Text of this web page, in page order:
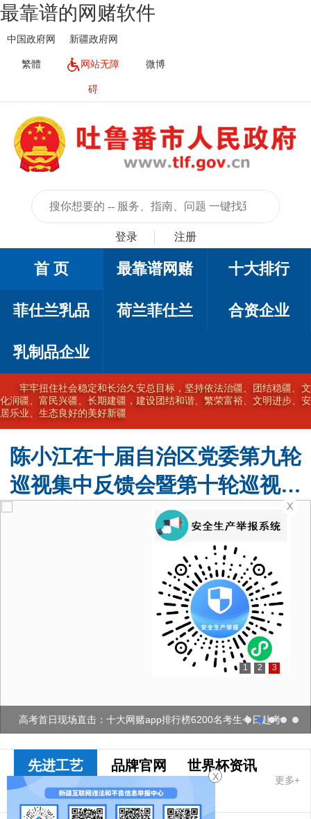
最靠谱的网赌软件
中国政府网 新疆政府网
繁體 网站无障
碍
微博
登录 注册
首 页 最靠谱网赌 十大排行
菲仕兰乳品 荷兰菲仕兰 合资企业
乳制品企业
牢牢扭住社会稳定和长治久安总目标，坚持依法治疆、团结稳疆、文
化润疆、富民兴疆、长期建疆，建设团结和谐、繁荣富裕、文明进步、安
居乐业、生态良好的美好新疆
陈小江在十届自治区党委第九轮
巡视集中反馈会暨第十轮巡视动
员部署会上强调 不断提高巡视的
震慑力穿透力推动力 为建设社会
主义现代化新疆提供坚强政治保
障
高考首日现场直击：十大网赌app排行榜6200名考生今日赴考
先进工艺 品牌官网 世界杯资讯
十大网赌app
更多+
1 2 3
X
X